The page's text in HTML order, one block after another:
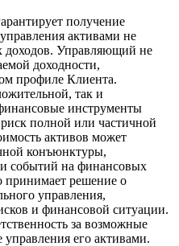
получение
активами не
доходов. Управляющий не
доходности,
профиле Клиента.
так и
инструменты
полной или частичной
активов может
конъюнктуры,
событий на финансовых
принимает решение о
управления,
и финансовой ситуации.
за возможные
управления его активами.